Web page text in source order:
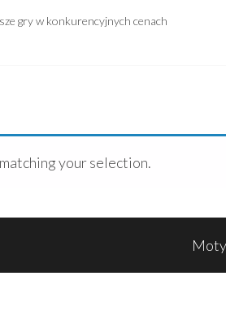
gry w konkurencyjnych cenach
your selection.